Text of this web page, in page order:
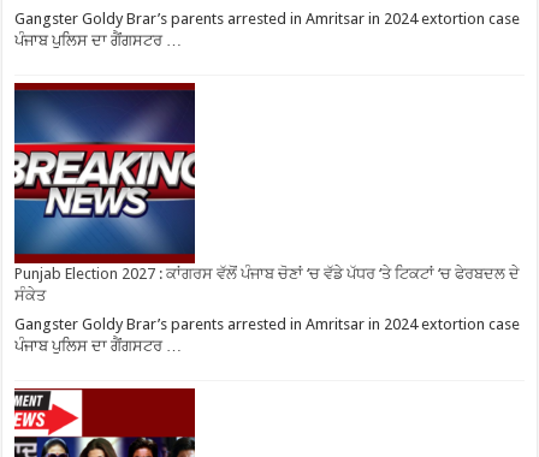
Gangster Goldy Brar’s parents arrested in Amritsar in 2024 extortion case
ਪੰਜਾਬ ਪੁਲਿਸ ਦਾ ਗੈਂਗਸਟਰ …
Punjab Election 2027 : ਕਾਂਗਰਸ ਵੱਲੋਂ ਪੰਜਾਬ ਚੋਣਾਂ ‘ਚ ਵੱਡੇ ਪੱਧਰ ‘ਤੇ ਟਿਕਟਾਂ ‘ਚ ਫੇਰਬਦਲ ਦੇ
ਸੰਕੇਤ
Gangster Goldy Brar’s parents arrested in Amritsar in 2024 extortion case
ਪੰਜਾਬ ਪੁਲਿਸ ਦਾ ਗੈਂਗਸਟਰ …